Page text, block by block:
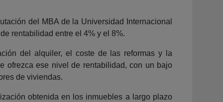
del MBA de la Universidad Internacional
rentabilidad entre el 4% y el 8%.
del alquiler, el coste de las reformas y la
ofrezca ese nivel de rentabilidad, con un bajo
de viviendas.
obtenida en los inmuebles a largo plazo